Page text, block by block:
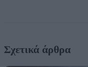
Σχετικά άρθρα